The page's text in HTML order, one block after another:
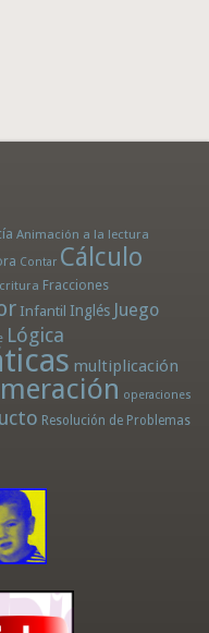
Animación a la lectura
Contar Cálculo
Fracciones
Infantil Inglés Juego
Lógica
multiplicación
operaciones
Resolución de Problemas